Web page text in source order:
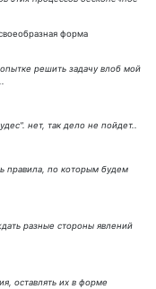
форма
решить задачу влоб мой
нет, так дело не пойдет..
правила, по которым будем
разные стороны явлений
оставлять их в форме